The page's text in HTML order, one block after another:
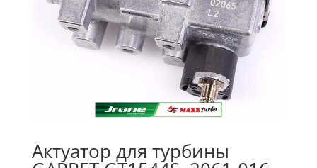
Актуатор для турбины